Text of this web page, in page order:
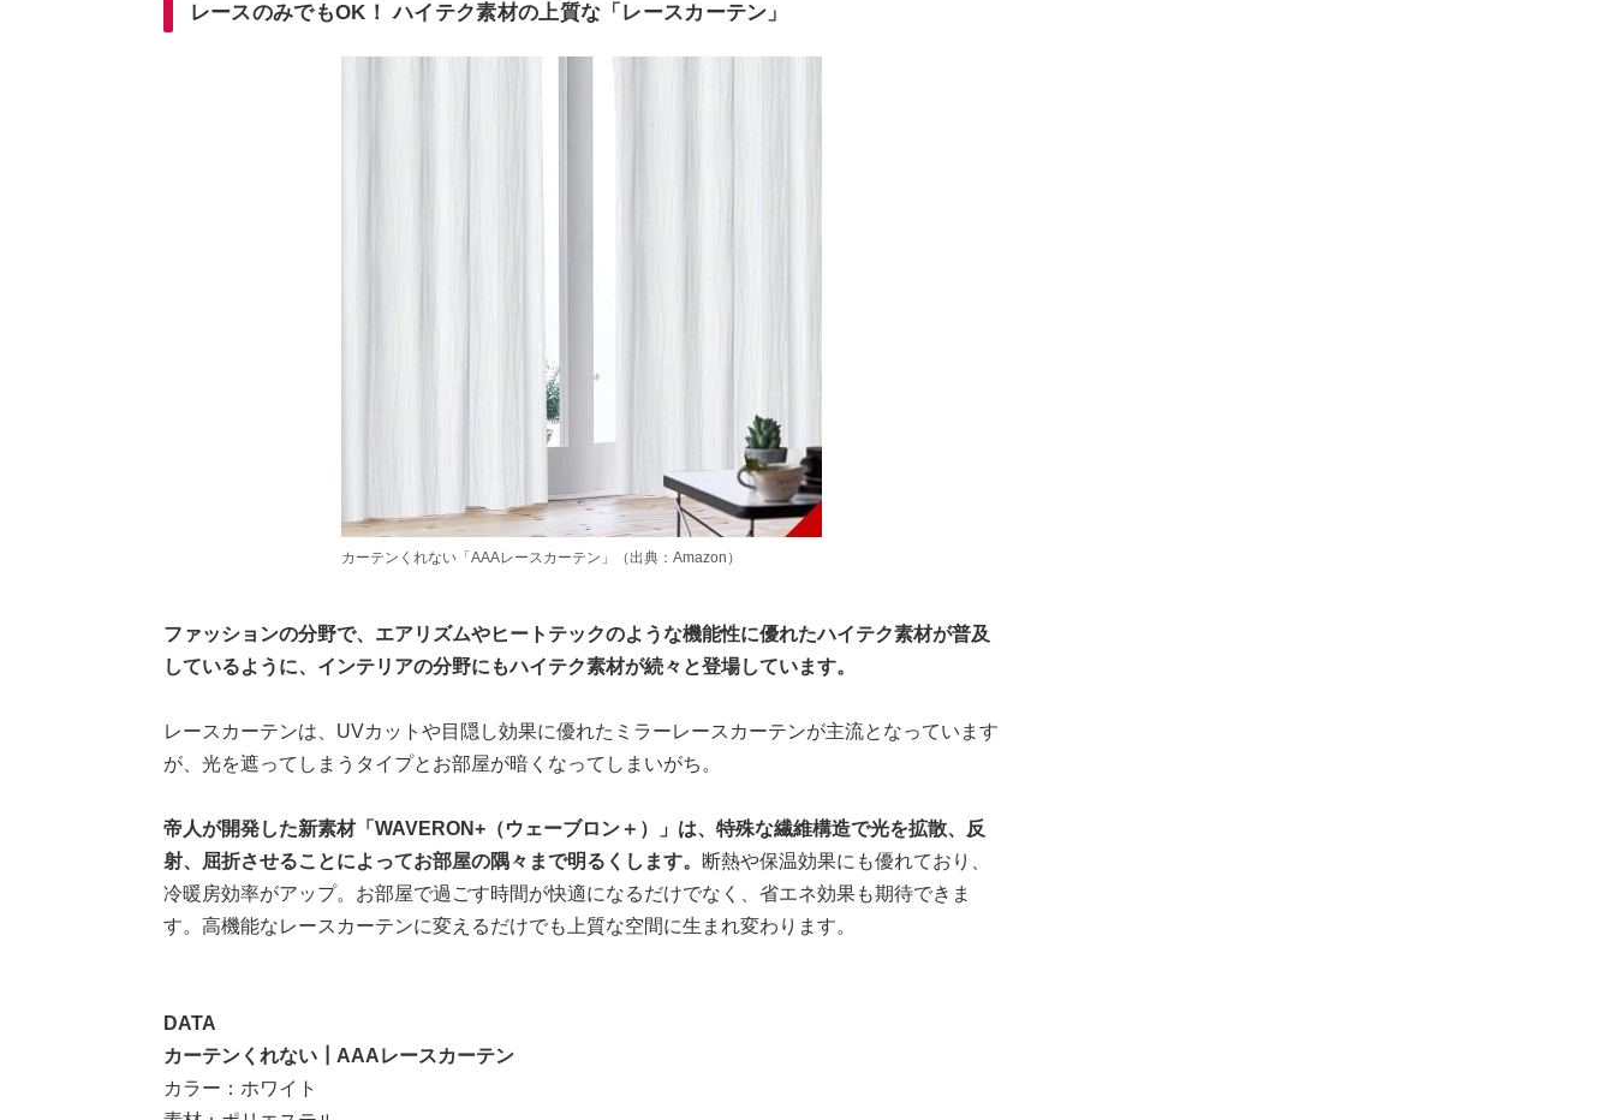
レースのみでもOK！ ハイテク素材の上質な「レースカーテン」
カーテンくれない「AAAレースカーテン」（出典：Amazon）
ファッションの分野で、エアリズムやヒートテックのような機能性に優れたハイテク素材が普及
しているように、インテリアの分野にもハイテク素材が続々と登場しています。
レースカーテンは、UVカットや目隠し効果に優れたミラーレースカーテンが主流となっています
が、光を遮ってしまうタイプとお部屋が暗くなってしまいがち。
帝人が開発した新素材「WAVERON+（ウェーブロン＋）」は、特殊な繊維構造で光を拡散、反
射、屈折させることによってお部屋の隅々まで明るくします。
断熱や保温効果にも優れており、
冷暖房効率がアップ。お部屋で過ごす時間が快適になるだけでなく、省エネ効果も期待できま
す。高機能なレースカーテンに変えるだけでも上質な空間に生まれ変わります。
DATA
カーテンくれない┃AAAレースカーテン
カラー：ホワイト